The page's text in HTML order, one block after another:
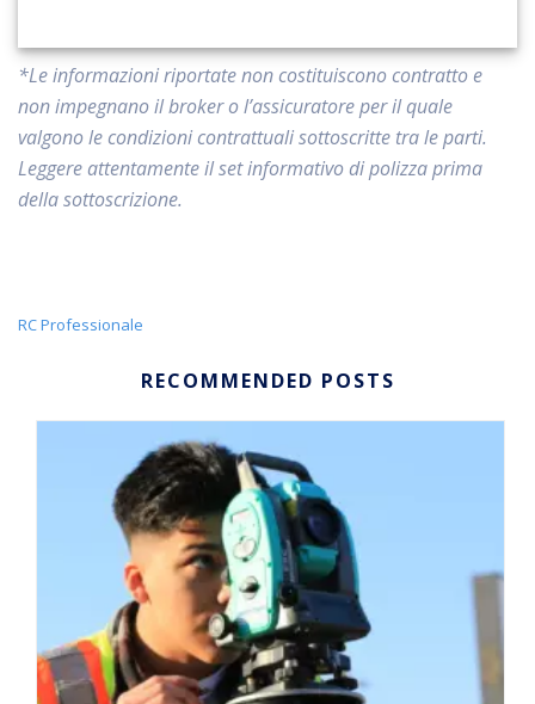
*Le informazioni riportate non costituiscono contratto e
non impegnano il broker o l’assicuratore per il quale
valgono le condizioni contrattuali sottoscritte tra le parti.
Leggere attentamente il set informativo di polizza prima
della sottoscrizione.
RC Professionale
RECOMMENDED POSTS